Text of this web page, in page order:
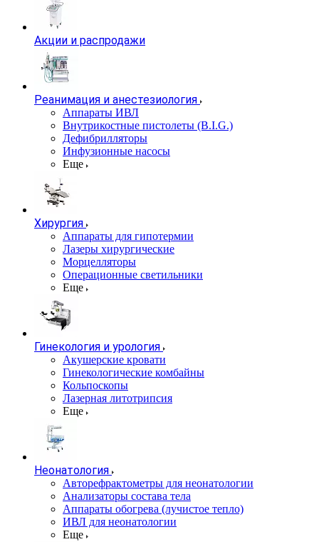
Акции и распродажи
Реанимация и анестезиология
Аппараты ИВЛ
Внутрикостные пистолеты (B.I.G.)
Дефибрилляторы
Инфузионные насосы
Еще
Хирургия
Аппараты для гипотермии
Лазеры хирургические
Морцелляторы
Операционные светильники
Еще
Гинекология и урология
Акушерские кровати
Гинекологические комбайны
Кольпоскопы
Лазерная литотрипсия
Еще
Неонатология
Авторефрактометры для неонатологии
Анализаторы состава тела
Аппараты обогрева (лучистое тепло)
ИВЛ для неонатологии
Еще